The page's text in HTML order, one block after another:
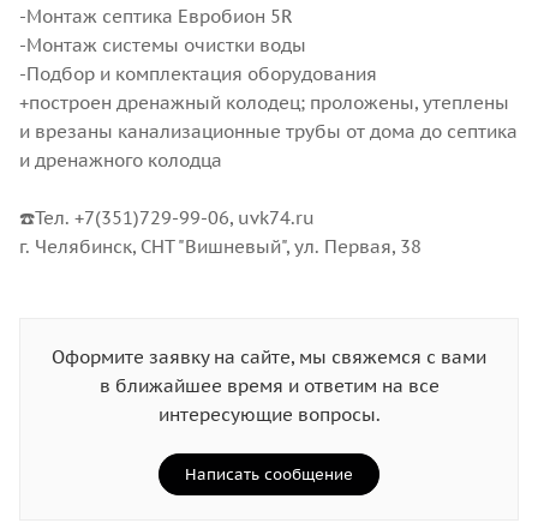
-Монтаж септика Евробион 5R
-Монтаж системы очистки воды
-Подбор и комплектация оборудования
+построен дренажный колодец; проложены, утеплены
и врезаны канализационные трубы от дома до септика
и дренажного колодца
☎️Тел. +7(351)729-99-06, uvk74.ru
г. Челябинск, СНТ "Вишневый", ул. Первая, 38
Оформите заявку на сайте, мы свяжемся с вами
в ближайшее время и ответим на все
интересующие вопросы.
Написать сообщение